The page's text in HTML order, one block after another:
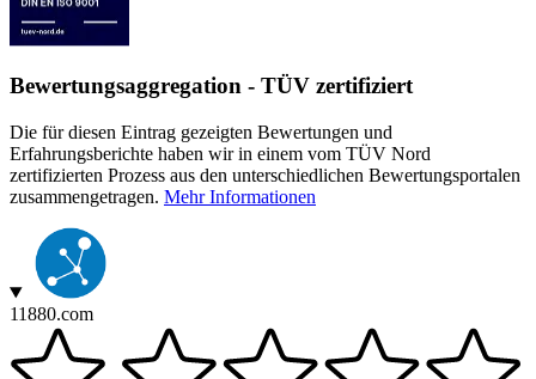
Bewertungsaggregation - TÜV zertifiziert
Die für diesen Eintrag gezeigten Bewertungen und
Erfahrungsberichte haben wir in einem vom TÜV Nord
zertifizierten Prozess aus den unterschiedlichen Bewertungsportalen
zusammengetragen. Mehr Informationen
11880.com